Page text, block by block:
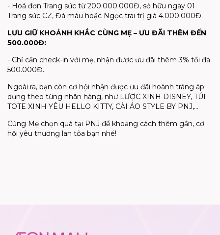
- Hoá đơn Trang sức từ 200.000.000Đ, sở hữu ngay 01
Trang sức CZ, Đá màu hoặc Ngọc trai trị giá 4.000.000Đ.
LƯU GIỮ KHOẢNH KHẮC CÙNG MẸ – ƯU ĐÃI THÊM ĐẾN
500.000Đ:
- Chỉ cần check-in với mẹ, nhận được ưu đãi thêm 3% tối đa
500.000Đ.
Ngoài ra, bạn còn cơ hội nhận được ưu đãi hoành tráng áp
dụng theo từng nhãn hàng, như LƯỢC XINH DISNEY, TÚI
TOTE XINH YÊU HELLO KITTY, CÀI ÁO STYLE BY PNJ,…
Cùng Mẹ chọn quà tại PNJ để khoảng cách thêm gần, cơ
hội yêu thương lan tỏa bạn nhé!